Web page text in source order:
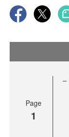
Page
1